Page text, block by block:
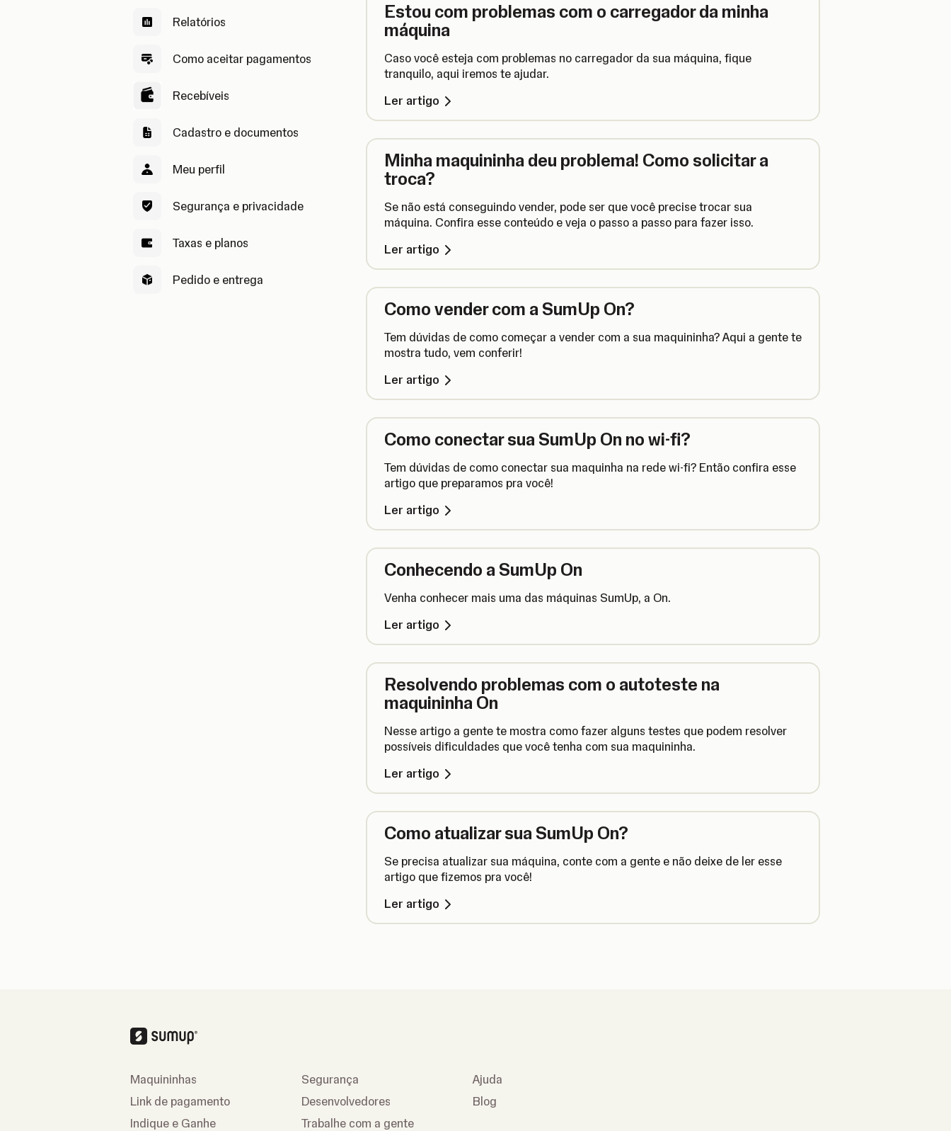
Relatórios
Como aceitar pagamentos
Recebíveis
Cadastro e documentos
Meu perfil
Segurança e privacidade
Taxas e planos
Pedido e entrega
Estou com problemas com o carregador da minha
máquina
Caso você esteja com problemas no carregador da sua máquina, fique
tranquilo, aqui iremos te ajudar.
Ler artigo
Minha maquininha deu problema! Como solicitar a
troca?
Se não está conseguindo vender, pode ser que você precise trocar sua
máquina. Confira esse conteúdo e veja o passo a passo para fazer isso.
Ler artigo
Como vender com a SumUp On?
Tem dúvidas de como começar a vender com a sua maquininha? Aqui a gente te
mostra tudo, vem conferir!
Ler artigo
Como conectar sua SumUp On no wi-fi?
Tem dúvidas de como conectar sua maquinha na rede wi-fi? Então confira esse
artigo que preparamos pra você!
Ler artigo
Conhecendo a SumUp On
Venha conhecer mais uma das máquinas SumUp, a On.
Ler artigo
Resolvendo problemas com o autoteste na
maquininha On
Nesse artigo a gente te mostra como fazer alguns testes que podem resolver
possíveis dificuldades que você tenha com sua maquininha.
Ler artigo
Como atualizar sua SumUp On?
Se precisa atualizar sua máquina, conte com a gente e não deixe de ler esse
artigo que fizemos pra você!
Ler artigo
Maquininhas
Link de pagamento
Indique e Ganhe
Segurança
Desenvolvedores
Trabalhe com a gente
Ajuda
Blog